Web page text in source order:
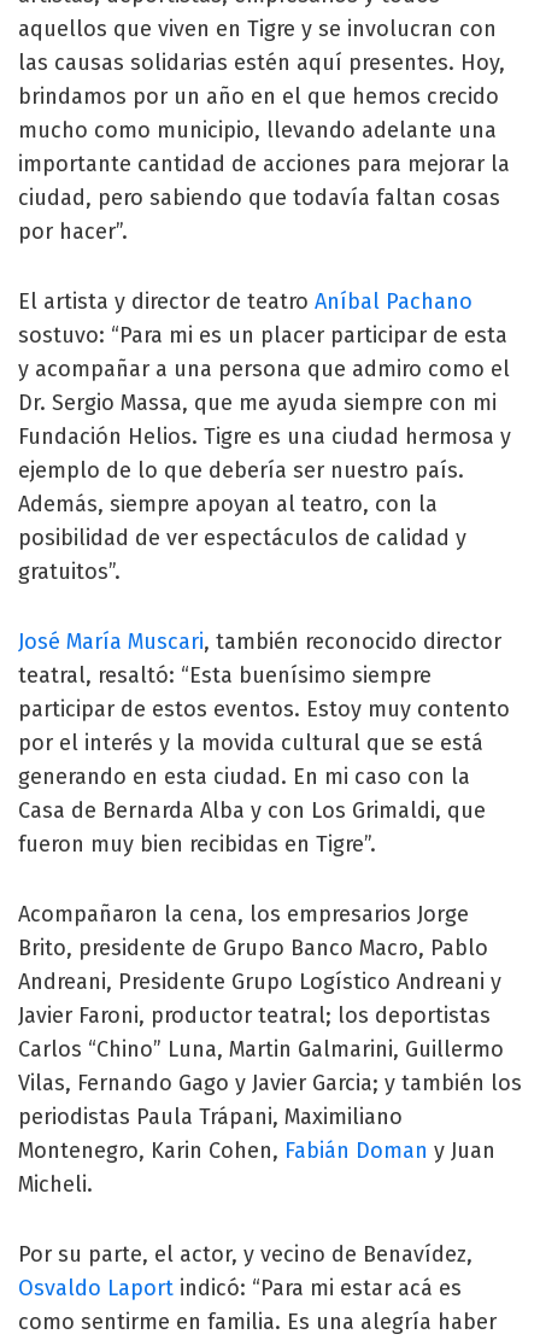
aquellos que viven en Tigre y se involucran con
las causas solidarias estén aquí presentes. Hoy,
brindamos por un año en el que hemos crecido
mucho como municipio, llevando adelante una
importante cantidad de acciones para mejorar la
ciudad, pero sabiendo que todavía faltan cosas
por hacer”.
El artista y director de teatro Aníbal Pachano
sostuvo: “Para mi es un placer participar de esta
y acompañar a una persona que admiro como el
Dr. Sergio Massa, que me ayuda siempre con mi
Fundación Helios. Tigre es una ciudad hermosa y
ejemplo de lo que debería ser nuestro país.
Además, siempre apoyan al teatro, con la
posibilidad de ver espectáculos de calidad y
gratuitos”.
José María Muscari, también reconocido director
teatral, resaltó: “Esta buenísimo siempre
participar de estos eventos. Estoy muy contento
por el interés y la movida cultural que se está
generando en esta ciudad. En mi caso con la
Casa de Bernarda Alba y con Los Grimaldi, que
fueron muy bien recibidas en Tigre”.
Acompañaron la cena, los empresarios Jorge
Brito, presidente de Grupo Banco Macro, Pablo
Andreani, Presidente Grupo Logístico Andreani y
Javier Faroni, productor teatral; los deportistas
Carlos “Chino” Luna, Martin Galmarini, Guillermo
Vilas, Fernando Gago y Javier Garcia; y también los
periodistas Paula Trápani, Maximiliano
Montenegro, Karin Cohen, Fabián Doman y Juan
Micheli.
Por su parte, el actor, y vecino de Benavídez,
Osvaldo Laport indicó: “Para mi estar acá es
como sentirme en familia. Es una alegría haber